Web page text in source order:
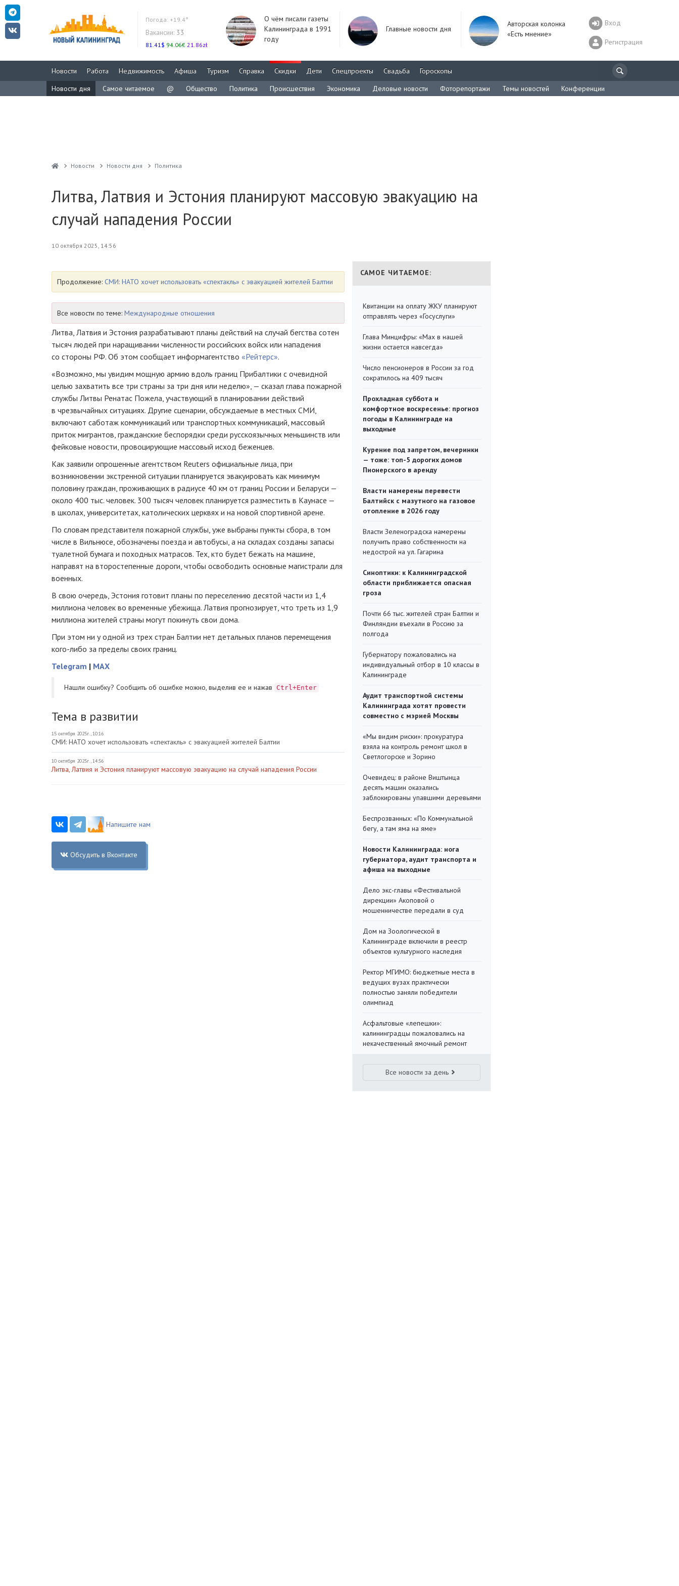
Погода: +19.4°
Вакансии: 33
81.41$ 94.06€ 21.86zł
О чём писали газеты
Калининграда в 1991
году
Главные новости дня
Авторская колонка
«Есть мнение»
Вход
Регистрация
Новости Работа Недвижимость Афиша Туризм Справка Скидки Дети Спецпроекты Свадьба
Гороскопы
Новости дня
Самое читаемое @ Общество Политика Происшествия Экономика Деловые новости Фоторепортажи Темы новостей Конференции
Новости Новости дня Политика
Литва, Латвия и Эстония планируют массовую эвакуацию на
случай нападения России
10 октября 2025, 14:56
Продолжение: СМИ: НАТО хочет использовать «спектакль» с эвакуацией жителей Балтии
Все новости по теме: Международные отношения
Литва, Латвия и Эстония разрабатывают планы действий на случай бегства сотен
тысяч людей при наращивании численности российских войск или нападения
со стороны РФ. Об этом сообщает информагентство «Рейтерс».
«Возможно, мы увидим мощную армию вдоль границ Прибалтики с очевидной
целью захватить все три страны за три дня или неделю», — сказал глава пожарной
службы Литвы Ренатас Пожела, участвующий в планировании действий
в чрезвычайных ситуациях. Другие сценарии, обсуждаемые в местных СМИ,
включают саботаж коммуникаций или транспортных коммуникаций, массовый
приток мигрантов, гражданские беспорядки среди русскоязычных меньшинств или
фейковые новости, провоцирующие массовый исход беженцев.
Как заявили опрошенные агентством Reuters официальные лица, при
возникновении экстренной ситуации планируется эвакуировать как минимум
половину граждан, проживающих в радиусе 40 км от границ России и Беларуси —
около 400 тыс. человек. 300 тысяч человек планируется разместить в Каунасе —
в школах, университетах, католических церквях и на новой спортивной арене.
По словам представителя пожарной службы, уже выбраны пункты сбора, в том
числе в Вильнюсе, обозначены поезда и автобусы, а на складах созданы запасы
туалетной бумага и походных матрасов. Тех, кто будет бежать на машине,
направят на второстепенные дороги, чтобы освободить основные магистрали для
военных.
В свою очередь, Эстония готовит планы по переселению десятой части из 1,4
миллиона человек во временные убежища. Латвия прогнозирует, что треть из 1,9
миллиона жителей страны могут покинуть свои дома.
При этом ни у одной из трех стран Балтии нет детальных планов перемещения
кого-либо за пределы своих границ.
Telegram | MAX
Нашли ошибку? Cообщить об ошибке можно, выделив ее и нажав Ctrl+Enter
Тема в развитии
15 октября 2025г., 10:16
СМИ: НАТО хочет использовать «спектакль» с эвакуацией жителей Балтии
10 октября 2025г., 14:56
Литва, Латвия и Эстония планируют массовую эвакуацию на случай нападения России
Напишите нам
Обсудить в Вконтакте
САМОЕ ЧИТАЕМОЕ:
Квитанции на оплату ЖКУ планируют
отправлять через «Госуслуги»
Глава Минцифры: «Мах в нашей
жизни остается навсегда»
Число пенсионеров в России за год
сократилось на 409 тысяч
Прохладная суббота и
комфортное воскресенье: прогноз
погоды в Калининграде на
выходные
Курение под запретом, вечеринки
— тоже: топ-5 дорогих домов
Пионерского в аренду
Власти намерены перевести
Балтийск с мазутного на газовое
отопление в 2026 году
Власти Зеленоградска намерены
получить право собственности на
недострой на ул. Гагарина
Синоптики: к Калининградской
области приближается опасная
гроза
Почти 66 тыс. жителей стран Балтии и
Финляндии въехали в Россию за
полгода
Губернатору пожаловались на
индивидуальный отбор в 10 классы в
Калининграде
Аудит транспортной системы
Калининграда хотят провести
совместно с мэрией Москвы
«Мы видим риски»: прокуратура
взяла на контроль ремонт школ в
Светлогорске и Зорино
Очевидец: в районе Виштынца
десять машин оказались
заблокированы упавшими деревьями
Беспрозванных: «По Коммунальной
бегу, а там яма на яме»
Новости Калининграда: нога
губернатора, аудит транспорта и
афиша на выходные
Дело экс-главы «Фестивальной
дирекции» Акоповой о
мошенничестве передали в суд
Дом на Зоологической в
Калининграде включили в реестр
объектов культурного наследия
Ректор МГИМО: бюджетные места в
ведущих вузах практически
полностью заняли победители
олимпиад
Асфальтовые «лепешки»:
калининградцы пожаловались на
некачественный ямочный ремонт
Все новости за день